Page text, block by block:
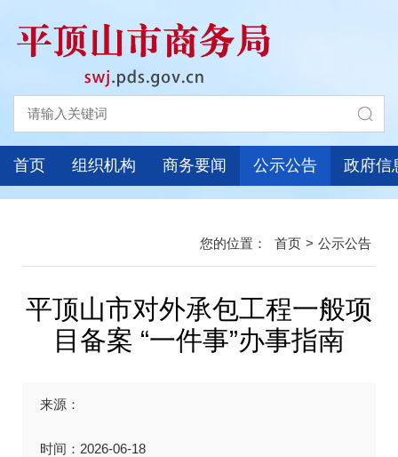
首页 组织机构 商务要闻 公示公告 政府信
首页 > 公示公告
平顶山市对外承包工程一般项
目备案 “一件事”办事指南
来源：
时间：2026-06-18